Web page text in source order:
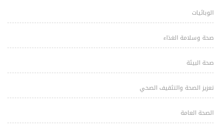
الوبائيات
صحة وسلامة الغذاء
صحة البيئة
تعزيز الصحة والتثقيف الصحي
الصحة العامة